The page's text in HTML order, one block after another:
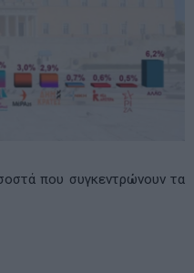
που συγκεντρώνουν τα